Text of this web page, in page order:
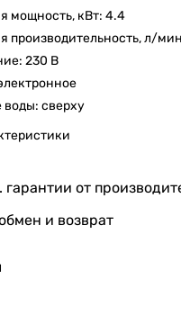
мощность, кВт: 4.4
производительность, л/
230 В
воды: сверху
гарантии от
и возврат